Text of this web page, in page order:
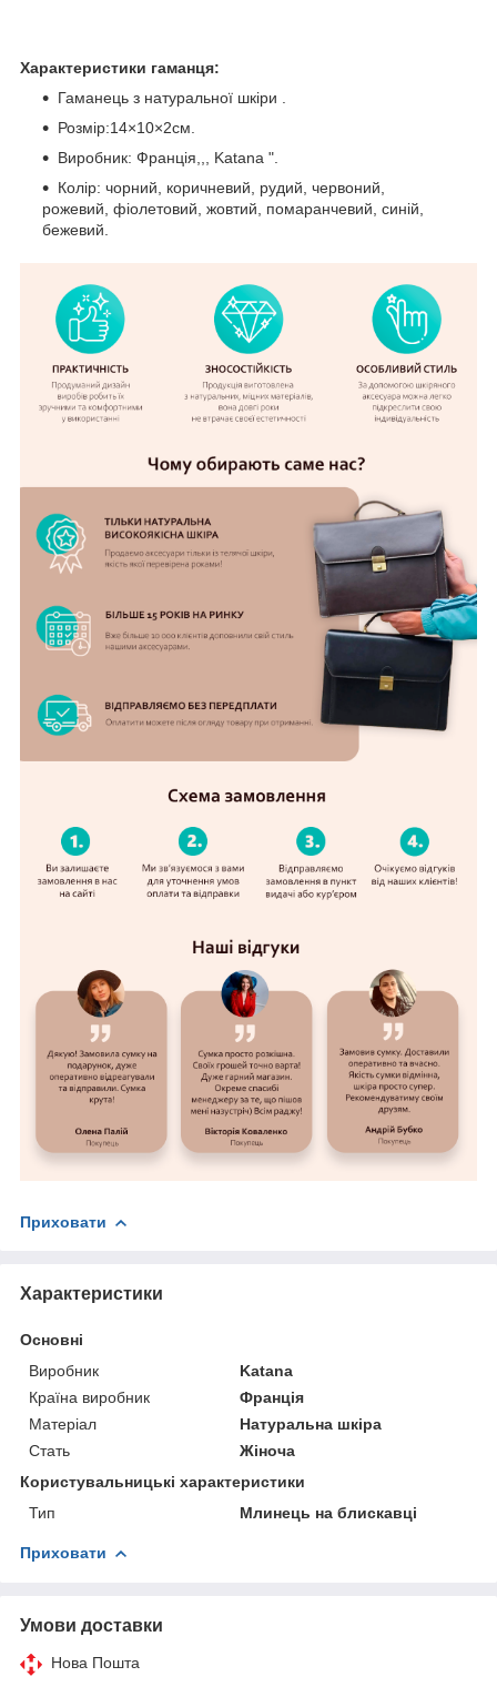
Характеристики гаманця:
Гаманець з натуральної шкіри .
Розмір:14×10×2см.
Виробник: Франція,,, Katana ".
Колір: чорний, коричневий, рудий, червоний,
рожевий, фіолетовий, жовтий, помаранчевий, синій,
бежевий.
Приховати
Характеристики
Основні
Виробник
Katana
Країна виробник
Франція
Матеріал
Натуральна шкіра
Стать
Жіноча
Користувальницькі характеристики
Тип
Млинець на блискавці
Приховати
Умови доставки
Нова Пошта